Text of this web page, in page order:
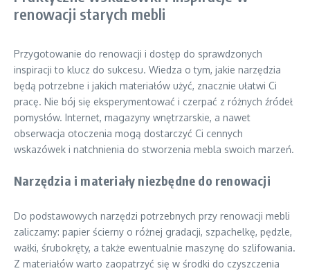
renowacji starych mebli
Przygotowanie do renowacji i dostęp do sprawdzonych
inspiracji to klucz do sukcesu. Wiedza o tym, jakie narzędzia
będą potrzebne i jakich materiałów użyć, znacznie ułatwi Ci
pracę. Nie bój się eksperymentować i czerpać z różnych źródeł
pomysłów. Internet, magazyny wnętrzarskie, a nawet
obserwacja otoczenia mogą dostarczyć Ci cennych
wskazówek i natchnienia do stworzenia mebla swoich marzeń.
Narzędzia i materiały niezbędne do renowacji
Do podstawowych narzędzi potrzebnych przy renowacji mebli
zaliczamy: papier ścierny o różnej gradacji, szpachelkę, pędzle,
wałki, śrubokręty, a także ewentualnie maszynę do szlifowania.
Z materiałów warto zaopatrzyć się w środki do czyszczenia